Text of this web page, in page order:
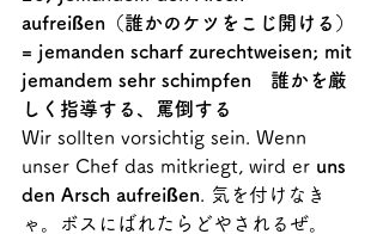
aufreißen（誰かのケツをこじ開ける）
= jemanden scharf zurechtweisen; mit
jemandem sehr schimpfen　誰かを厳
しく指導する、罵倒する
Wir sollten vorsichtig sein. Wenn
unser Chef das mitkriegt, wird er uns
den Arsch aufreißen . 気を付けなき
ゃ。ボスにばれたらどやされるぜ。